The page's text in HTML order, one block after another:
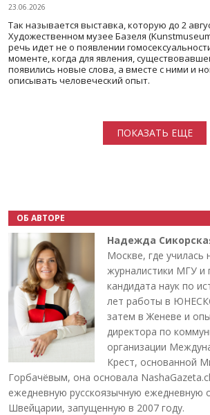
23.06.2026
Так называется выставка, которую до 2
Художественном музее Базеля
речь идет не о появлении
моменте, когда для явления,
появились новые слова, а вместе с ними и
описывать человеческий опыт.
ПОКАЗАТЬ ЕЩЕ
ОБ АВТОРЕ
Надежда
Москве, где училась
журналистики МГУ и
кандидата наук по
лет работы в
затем в Женеве и
директора по
организации
Крест, основанной
Горбачёвым, она основала
ежедневную русскоязычную ежедневную
Швейцарии, запущенную в 2007 году.